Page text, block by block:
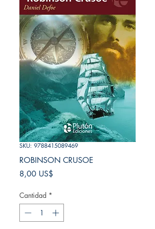
SKU: 9788415089469
ROBINSON CRUSOE
8,00 US$
Cantidad *